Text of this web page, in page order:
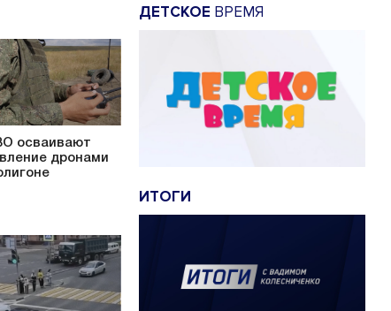
осваивают
дронами
ДЕТСКОЕ ВРЕМЯ
ИТОГИ